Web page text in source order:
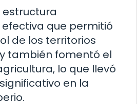
estructura
que permitió
de los territorios
también fomentó el
lo que llevó
en la